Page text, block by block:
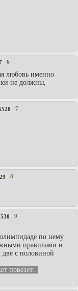
6
любовь именно
не должны,
7
8
9
по нему
правилами и
две с половиной
повезет...